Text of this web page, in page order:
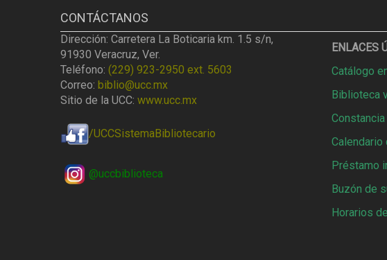
CONTÁCTANOS
Dirección: Carretera La Boticaria km. 1.5 s/n,
91930 Veracruz, Ver.
Teléfono: (229) 923-2950 ext. 5603
Correo: biblio@ucc.mx
Sitio de la UCC: www.ucc.mx
/UCCSistemaBibliotecario
@uccbiblioteca
ENLACES
Catálogo
Biblioteca
Préstamo
Buzón de
Horarios